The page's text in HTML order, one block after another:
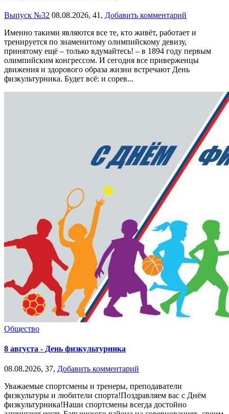
Выпуск №32 08.08.2026, 41, Добавить комментарий
Именно такими являются все те, кто живёт, работает и
тренируется по знаменитому олимпийскому девизу,
принятому ещё – только вдумайтесь! – в 1894 году первым
олимпийским конгрессом. И сегодня все приверженцы
движения и здорового образа жизни встречают День
физкультурника. Будет всё: и сорев...
Общество
8 августа - День физкультурника
08.08.2026, 37, Добавить комментарий
Уважаемые спортсмены и тренеры, преподаватели
физкультуры и любители спорта!Поздравляем вас с Днём
физкультурника!Наши спортсмены всегда достойно